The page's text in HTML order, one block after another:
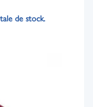
de stock.